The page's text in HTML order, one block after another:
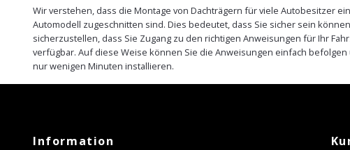
Wir verstehen, dass die Montage von Dachträgern für viele Autobesitzer
Automodell zugeschnitten sind. Dies bedeutet, dass Sie sicher sein
sicherzustellen, dass Sie Zugang zu den richtigen Anweisungen für Ihr
verfügbar. Auf diese Weise können Sie die Anweisungen einfach
nur wenigen Minuten installieren.
Information